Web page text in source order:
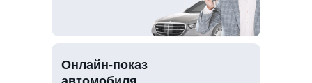
Онлайн-показ